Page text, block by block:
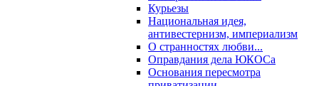
Курьезы
Национальная идея,
антивестернизм, империализм
О странностях любви...
Оправдания дела ЮКОСа
Основания пересмотра